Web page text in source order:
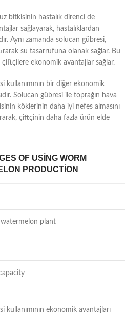
bitkisinin hastalık direnci de
sağlayarak, hastalıklardan
Aynı zamanda solucan gübresi,
su tasarrufuna olanak sağlar. Bu
ekonomik avantajlar sağlar.
kullanımının bir diğer ekonomik
Solucan gübresi ile toprağın hava
köklerinin daha iyi nefes almasını
çiftçinin daha fazla ürün elde
OF USING WORM
PRODUCTION
watermelon plant
ekonomik avantajları